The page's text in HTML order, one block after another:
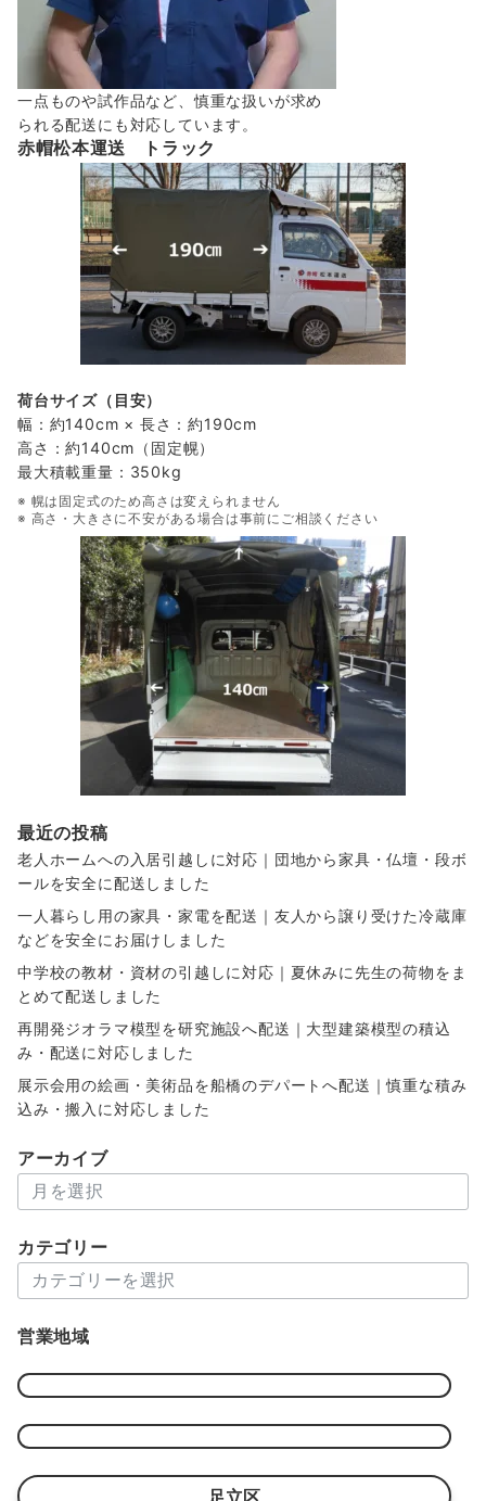
一点ものや試作品など、慎重な扱いが求め
られる配送にも対応しています。
赤帽松本運送 トラック
荷台サイズ（目安）
幅：約140cm × 長さ：約190cm
高さ：約140cm（固定幌）
最大積載重量：350kg
※ 幌は固定式のため高さは変えられません
※ 高さ・大きさに不安がある場合は事前にご相談ください
最近の投稿
老人ホームへの入居引越しに対応｜団地から家具・仏壇・段ボ
ールを安全に配送しました
一人暮らし用の家具・家電を配送｜友人から譲り受けた冷蔵庫
などを安全にお届けしました
中学校の教材・資材の引越しに対応｜夏休みに先生の荷物をま
とめて配送しました
再開発ジオラマ模型を研究施設へ配送｜大型建築模型の積込
み・配送に対応しました
展示会用の絵画・美術品を船橋のデパートへ配送｜慎重な積み
込み・搬入に対応しました
アーカイブ
ー
イ
カテゴリー
テ
リ
営業地域
足立区